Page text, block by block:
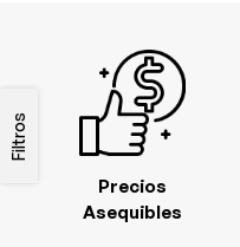
Filtros
Precios
Asequibles